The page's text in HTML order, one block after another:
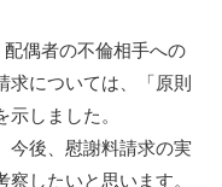
偶者の不倫相手への
求については、「原則
しました。
後、慰謝料請求の実
したいと思います。